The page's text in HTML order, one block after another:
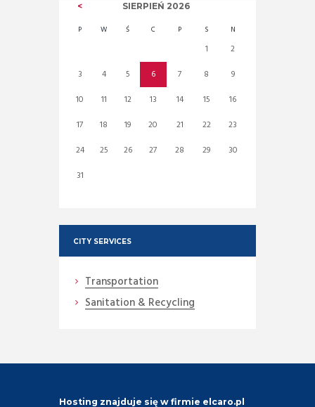
SIERPIEŃ 2026
P W Ś C P S N
1
2
3
4 5 6 7 8
9
10
11 12 13 14 15
16
17
18 19 20 21 22
23
24
25 26 27 28 29
30
31
CITY SERVICES
Transportation
Sanitation & Recycling
Hosting znajduje się w firmie elcaro.pl